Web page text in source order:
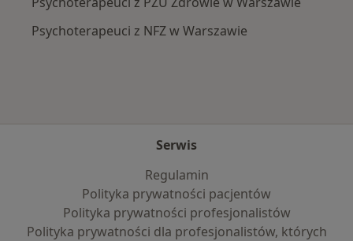
Psychoterapeuci z NFZ w Warszawie
Serwis
Regulamin
Polityka prywatności pacjentów
Polityka prywatności profesjonalistów
Polityka prywatności dla profesjonalistów, których